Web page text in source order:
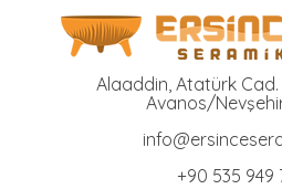
Alaaddin, Atatürk
Avanos/
+90 535 949